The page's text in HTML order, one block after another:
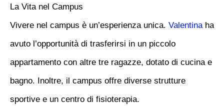
La Vita nel Campus
Vivere nel campus è un’esperienza unica. Valentinaha
avuto l’opportunità di trasferirsi in un piccolo
appartamento con altre tre ragazze, dotato di cucina e
bagno. Inoltre, il campus offre diverse strutture
sportive e un centro di fisioterapia.